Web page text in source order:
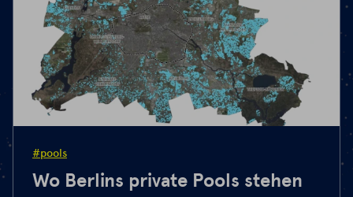
#pools
Wo Berlins private Pools stehen